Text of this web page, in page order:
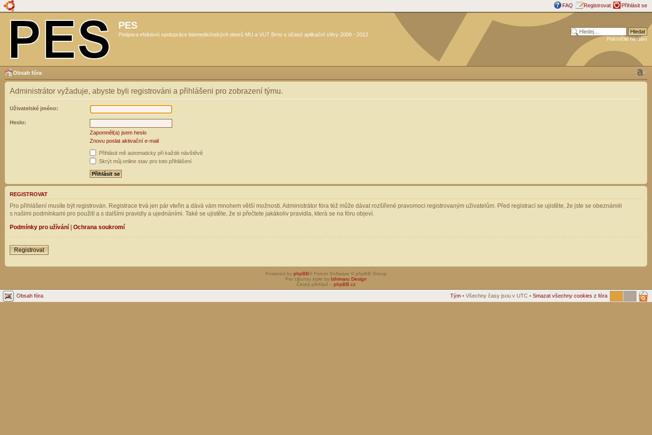
FAQ Registrovat Přihlásit se
PES
Podpora efektivní spolupráce biomedicínských oborů MU a VUT Brno s účastí aplikační sféry 2009 - 2012
Pokročilé hledání
Obsah fóra
Administrátor vyžaduje, abyste byli registrováni a přihlášeni pro zobrazení týmu.
Uživatelské jméno:
Heslo:
Zapomněl(a) jsem heslo
Znovu poslat aktivační e-mail
Přihlásit mě automaticky při každé návštěvě
Skrýt můj online stav pro toto přihlášení
REGISTROVAT
Pro přihlášení musíte být registrován. Registrace trvá jen pár vteřin a dává vám mnohem větší možnosti. Administrátor fóra též může dávat rozšířené pravomoci registrovaným uživatelům. Před registrací se ujistěte, že jste se obeznámili
s našimi podmínkami pro použití a s dalšími pravidly a ujednáními. Také se ujistěte, že si přečtete jakákoliv pravidla, která se na fóru objeví.
Podmínky pro užívání | Ochrana soukromí
Registrovat
Powered by phpBB® Forum Software © phpBB Group
Pro Ubuntu style by Ishimaru Design
Český překlad – phpBB.cz
Obsah fóra Tým • Všechny časy jsou v UTC • Smazat všechny cookies z fóra